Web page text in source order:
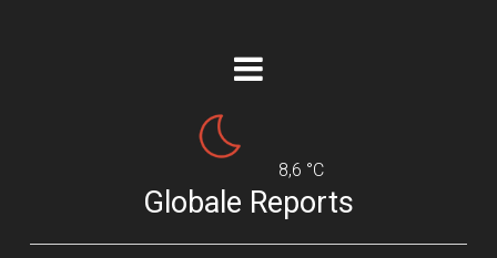
8,6 °C
Globale Reports